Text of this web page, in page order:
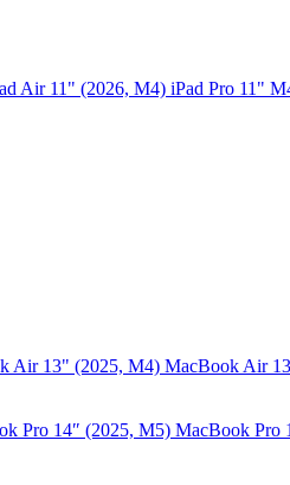
Air 11" (2026, M4) iPad Pro 11"
Air 13" (2025, M4) MacBook Air
Pro 14″ (2025, M5) MacBook Pro